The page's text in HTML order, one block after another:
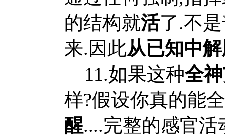
的结构就活了.不
来.因此从已知中
11.如果这种全
样?假设你真的能
醒....完整的感官